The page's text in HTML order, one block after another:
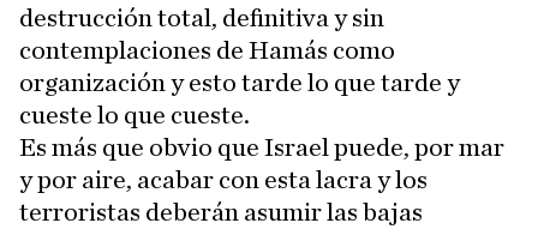
destrucción total, definitiva y sin
contemplaciones de Hamás como
organización y esto tarde lo que tarde y
cueste lo que cueste.
Es más que obvio que Israel puede, por mar
y por aire, acabar con esta lacra y los
terroristas deberán asumir las bajas